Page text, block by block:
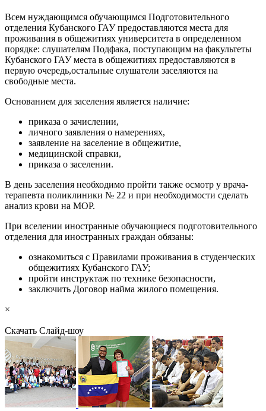
Всем нуждающимся обучающимся Подготовительного
отделения Кубанского ГАУ предоставляются места для
проживания в общежитиях университета в определенном
порядке: слушателям Подфака, поступающим на факультеты
Кубанского ГАУ места в общежитиях предоставляются в
первую очередь,остальные слушатели заселяются на
свободные места.
Основанием для заселения является наличие:
приказа о зачислении,
личного заявления о намерениях,
заявление на заселение в общежитие,
медицинской справки,
приказа о заселении.
В день заселения необходимо пройти также осмотр у врача-
терапевта поликлиники № 22 и при необходимости сделать
анализ крови на МОР.
При вселении иностранные обучающиеся подготовительного
отделения для иностранных граждан обязаны:
ознакомиться с Правилами проживания в студенческих
общежитиях Кубанского ГАУ;
пройти инструктаж по технике безопасности,
заключить Договор найма жилого помещения.
×
Скачать Слайд-шоу